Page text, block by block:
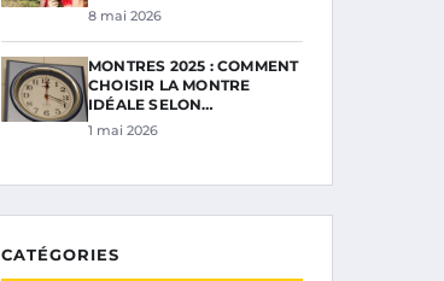
8 mai 2026
MONTRES 2025 : COMMENT
CHOISIR LA MONTRE
IDÉALE SELON…
1 mai 2026
CATÉGORIES